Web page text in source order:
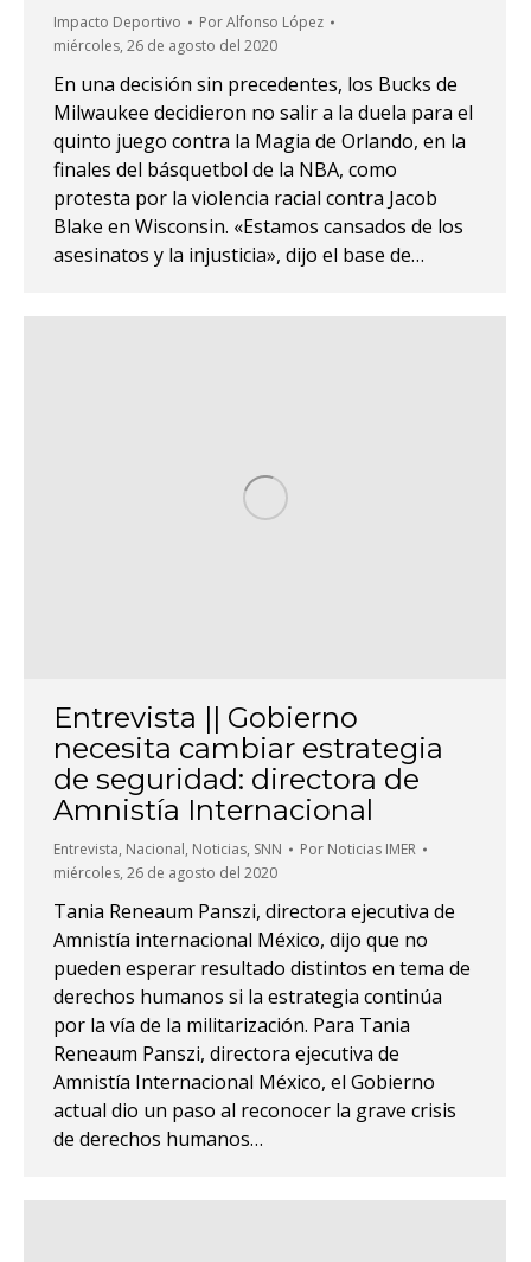
Impacto Deportivo PorAlfonso López
miércoles, 26 de agosto del 2020
En una decisión sin precedentes, los Bucks de
Milwaukee decidieron no salir a la duela para el
quinto juego contra la Magia de Orlando, en la
finales del básquetbol de la NBA, como
protesta por la violencia racial contra Jacob
Blake en Wisconsin. «Estamos cansados de los
asesinatos y la injusticia», dijo el base de…
Entrevista || Gobierno
necesita cambiar estrategia
de seguridad: directora de
Amnistía Internacional
Entrevista, Nacional, Noticias, SNN Por Noticias IMER
miércoles, 26 de agosto del 2020
Tania Reneaum Panszi, directora ejecutiva de
Amnistía internacional México, dijo que no
pueden esperar resultado distintos en tema de
derechos humanos si la estrategia continúa
por la vía de la militarización. Para Tania
Reneaum Panszi, directora ejecutiva de
Amnistía Internacional México, el Gobierno
actual dio un paso al reconocer la grave crisis
de derechos humanos…